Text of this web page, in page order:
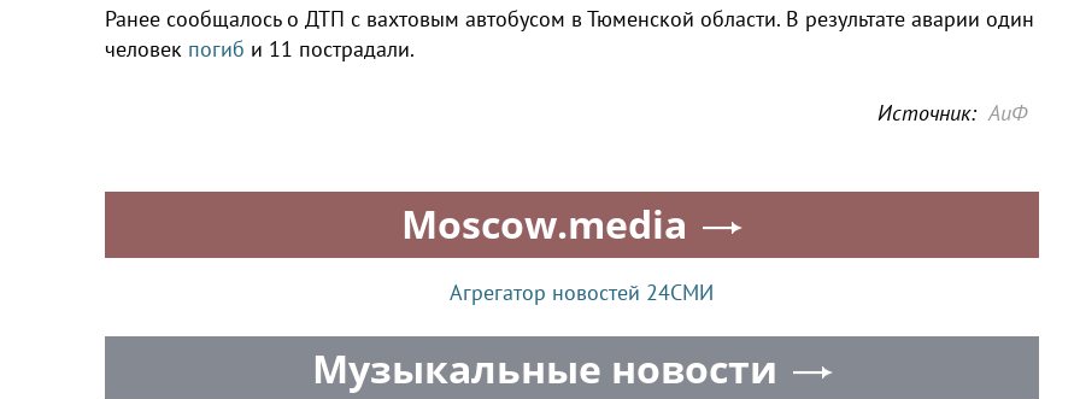
Ранее сообщалось о ДТП с вахтовым автобусом в Тюменской области. В результате аварии один
человек погиб и 11 пострадали.
Источник: АиФ
Moscow.media
Агрегатор новостей 24СМИ
Музыкальные новости